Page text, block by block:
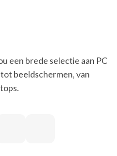
een brede selectie aan PC
beeldschermen, van